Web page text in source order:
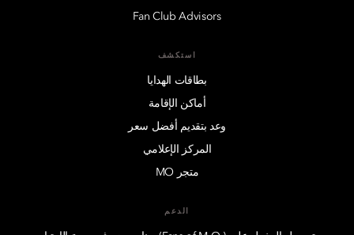
Fan Club Advisors
استكشف
بطاقات الهدايا
أماكن الإقامة
وعد بتقديم أفضل سعر
المركز الإعلامي
متجر MO
الدعم